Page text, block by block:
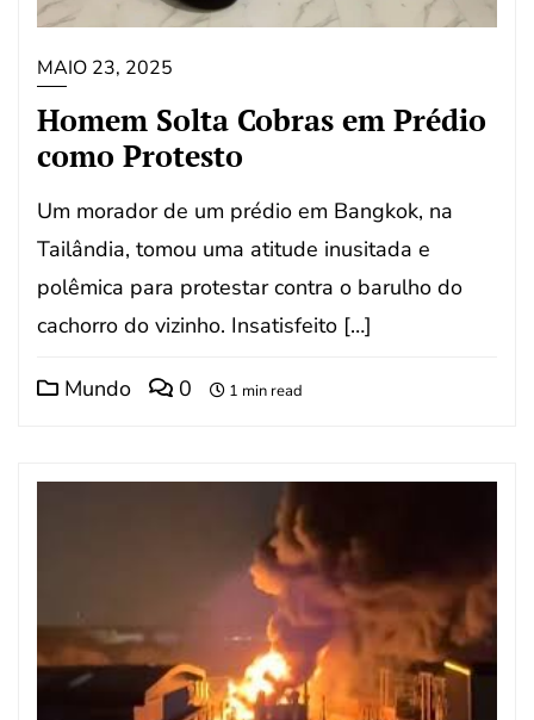
MAIO 23, 2025
Homem Solta Cobras em Prédio
como Protesto
Um morador de um prédio em Bangkok, na
Tailândia, tomou uma atitude inusitada e
polêmica para protestar contra o barulho do
cachorro do vizinho. Insatisfeito […]
Mundo 0 1 min read